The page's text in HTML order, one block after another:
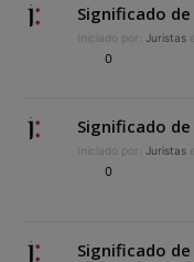
Significado
Iniciado por: Juristas
0
Significado
Iniciado por: Juristas
0
Significado de